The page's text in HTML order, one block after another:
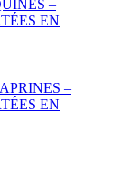
–
EN
–
EN